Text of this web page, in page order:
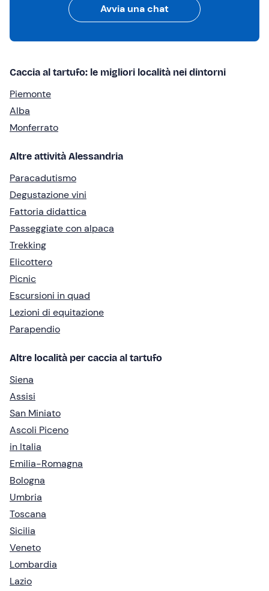
Avvia una chat
Caccia al tartufo: le migliori località nei dintorni
Piemonte
Alba
Monferrato
Altre attività Alessandria
Paracadutismo
Degustazione vini
Fattoria didattica
Passeggiate con alpaca
Trekking
Elicottero
Picnic
Escursioni in quad
Lezioni di equitazione
Parapendio
Altre località per caccia al tartufo
Siena
Assisi
San Miniato
Ascoli Piceno
in Italia
Emilia-Romagna
Bologna
Umbria
Toscana
Sicilia
Veneto
Lombardia
Lazio